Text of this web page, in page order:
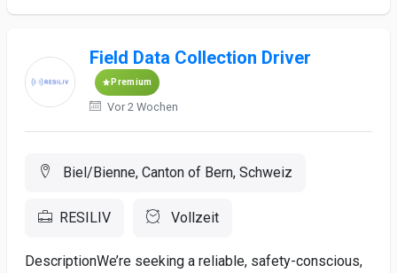
Field Data Collection Driver
Premium
Vor 2 Wochen
Biel/Bienne, Canton of Bern, Schweiz
RESILIV Vollzeit
DescriptionWe’re seeking a reliable, safety-conscious,